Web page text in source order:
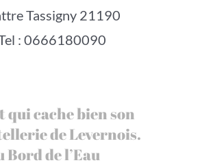
Tassigny 21190
: 0666180090
qui cache bien son
de Levernois.
de l’Eau